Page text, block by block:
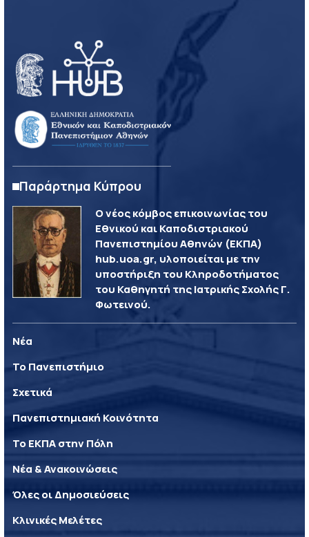
Παράρτημα Κύπρου
Ο νέος κόμβος επικοινωνίας του
Εθνικού και Καποδιστριακού
Πανεπιστημίου Αθηνών (ΕΚΠΑ)
hub.uoa.gr, υλοποιείται με την
υποστήριξη του Κληροδοτήματος
του Καθηγητή της Ιατρικής Σχολής Γ.
Φωτεινού.
Νέα
Το Πανεπιστήμιο
Σχετικά
Πανεπιστημιακή Κοινότητα
Το ΕΚΠΑ στην Πόλη
Νέα & Ανακοινώσεις
Όλες οι Δημοσιεύσεις
Κλινικές Μελέτες